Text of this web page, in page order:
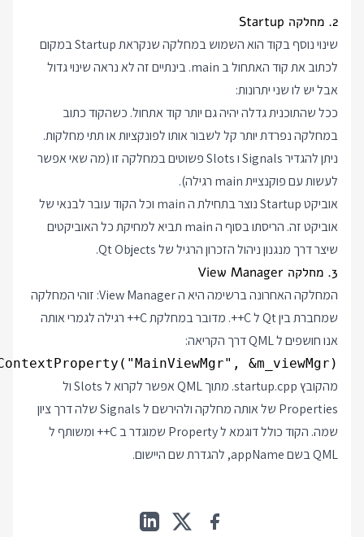
2. מחלקה Startup
שינוי נוסף בקוד הוא השמוש במחלקה שנקראת Startup במקום
לכתוב את קוד האתחול ב main. בינתיים זה לא נראה שינוי גדול
אבל יש לו שני יתרונות:
ככל שהתוכנית גדלה יהיה גם יותר קוד אתחול. כשהקוד כתוב
במחלקה נפרדת יותר קל לשבור אותו לפונקציות או תתי מחלקות.
ניתן להגדיר Signals ו Slots פשוטים במחלקה זו (מה שאי אפשר
לעשות עם פוקנציית main רגילה).
אוביקט Startup נוצר בתחילת ה main וכל הקוד עובר לבנאי של
אוביקט זה. הריסתו בסוף ה main תביא למחיקת כל האוביקטים
שיצר דרך מנגנון ניהול הזכרון הרגיל של Qt Objects.
3. מחלקה View Manager
המחלקה האחרונה ברשימה היא ה View Manager: זוהי המחלקה
שמחברת בין Qt ל C++. מדובר במחלקת C++ רגילה לגמרי אותה
אנו חושפים ל QML דרך הקריאה:
&m_viewMgr);
מהקובץ startup.cpp. מתוך QML אפשר לקרוא ל Slots ול
Properties של אותה מחלקה ולהירשם ל Signals שלה דרך ציון
שמה. הקוד כולל דוגמא ל Property שמוגדר ב C++ ומשותף ל
QML בשם appName, להגדרת שם היישום.